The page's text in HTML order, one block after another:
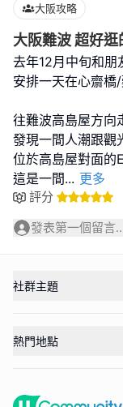
大阪攻略
大阪難波 超好
去年12月中旬和朋
安排一天在心齋橋
往難波高島屋方向
發現一間人潮跟觀
位於高島屋對面的
這是一間... 更多
評分
發表第一個留言
社群主題
熱門地點